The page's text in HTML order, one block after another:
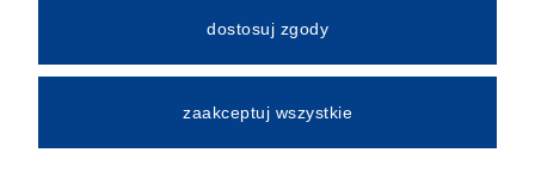
Numer konta bankowego
All Rights Reserved © 2026 Mimari.com.pl
dostosuj zgody
zaakceptuj wszystkie